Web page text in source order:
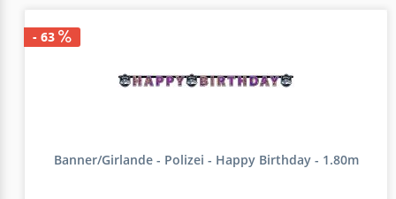
- 63
Banner/Girlande - Polizei - Happy Birthday - 1.80m